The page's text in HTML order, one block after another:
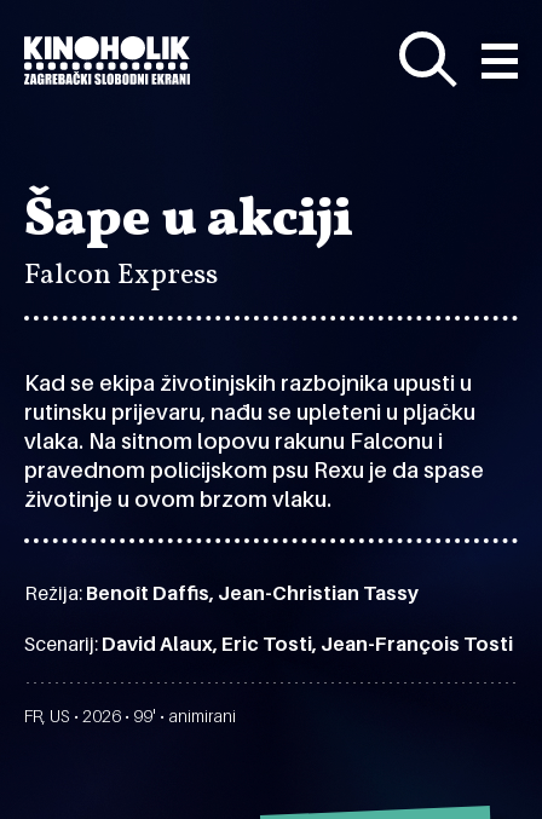
glavni
sadržaj
Šape u akciji
Falcon Express
Kad se ekipa životinjskih razbojnika upusti u
rutinsku prijevaru, nađu se upleteni u pljačku
vlaka. Na sitnom lopovu rakunu Falconu i
pravednom policijskom psu Rexu je da spase
životinje u ovom brzom vlaku.
Režija: Benoît Daffis, Jean-Christian Tassy
Scenarij: David Alaux, Eric Tosti, Jean-François Tosti
FR, US • 2026 • 99' • animirani